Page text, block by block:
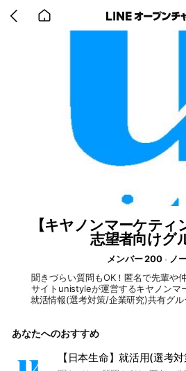
back
【キヤノンマーケティ
志望者向けグ
メンバー 200
ノ
聞きづらい質問もOK！匿名で先輩や
サイトunistyleが運営するキヤノンマ
就活情報(選考対策/企業研究)共有グループです
ントリーシート #自己分析 #業界研究
ェブテスト #GD #グループディスカ
B訪問 #企業選び #就活対策 #就活準
あなたへのおすすめ
【日本生命】就活用(選考